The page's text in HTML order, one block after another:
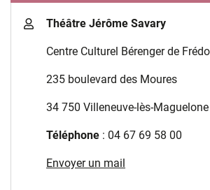
Théâtre Jérôme Savary
Centre Culturel Bérenger de
235 boulevard des Moures
34 750 Villeneuve-lès-Maguelone
Téléphone : 04 67 69 58 00
Envoyer un mail